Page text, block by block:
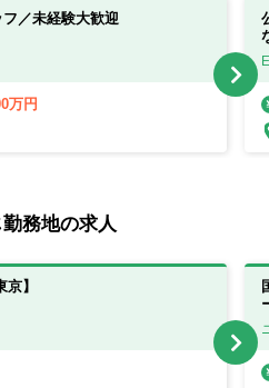
フ／未経験大歓迎
万円
勤務地の求人
】